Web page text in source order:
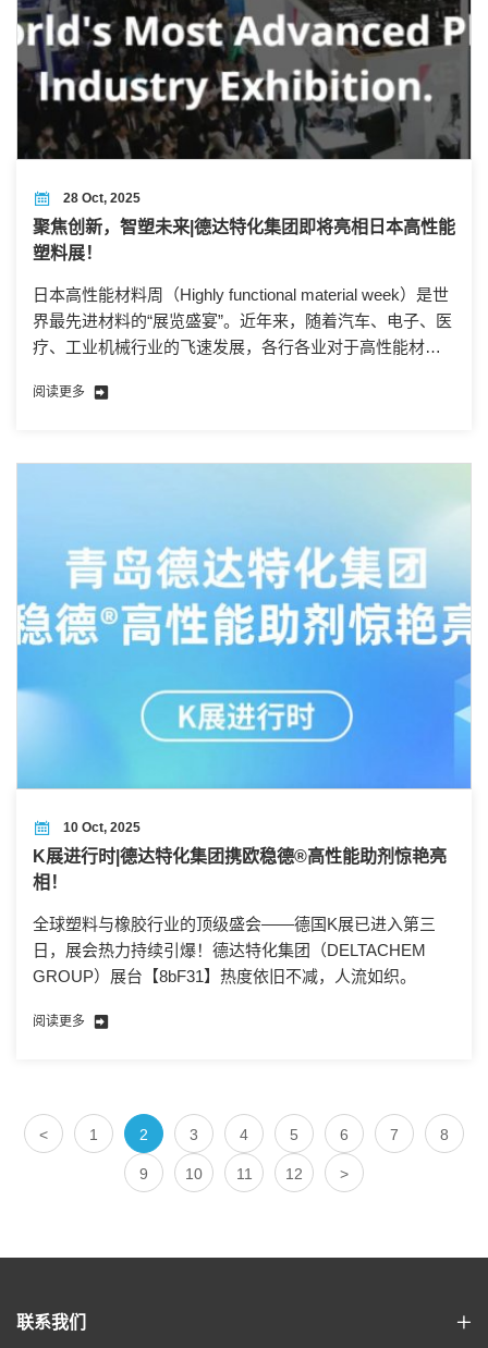
28 Oct, 2025
聚焦创新，智塑未来|德达特化集团即将亮相日本高性能
塑料展！
日本高性能材料周（Highly functional material week）是世
界最先进材料的“展览盛宴”。近年来，随着汽车、电子、医
疗、工业机械行业的飞速发展，各行各业对于高性能材料
保材料以及先进材料和技术都将聚集在此次展会。
阅读更多
10 Oct, 2025
K展进行时|德达特化集团携欧稳德®高性能助剂惊艳亮
相！
全球塑料与橡胶行业的顶级盛会——德国K展已进入第三
日，展会热力持续引爆！德达特化集团（DELTACHEM
GROUP）展台【8bF31】热度依旧不减，人流如织。
阅读更多
< 1 2 3 4 5 6 7 8
9 10 11 12 >
联系我们